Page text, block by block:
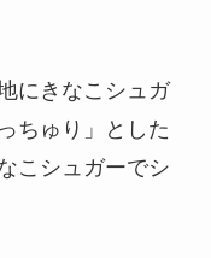
にきなこシュガ
ちゅり」とした
こシュガーでシ